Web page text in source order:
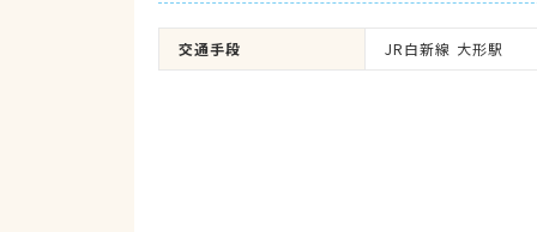
交通手段 JR白新線 大形駅